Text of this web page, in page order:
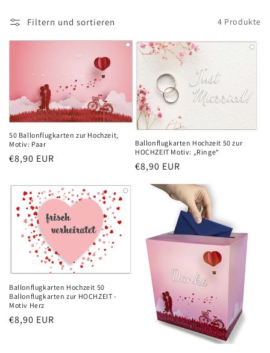
o
e
:
Filtern und sortieren 4 Produkte
50 Ballonflugkarten zur Hochzeit,
Motiv: Paar
Normaler
€8,90 EUR
Ballonflugkarten Hochzeit 50 zur
HOCHZEIT Motiv: „Ringe“
Normaler
Preis
€8,90 EUR
Ballonflugkarten Hochzeit 50
Ballonflugkarten zur HOCHZEIT -
Motiv Herz
Normaler
€8,90 EUR